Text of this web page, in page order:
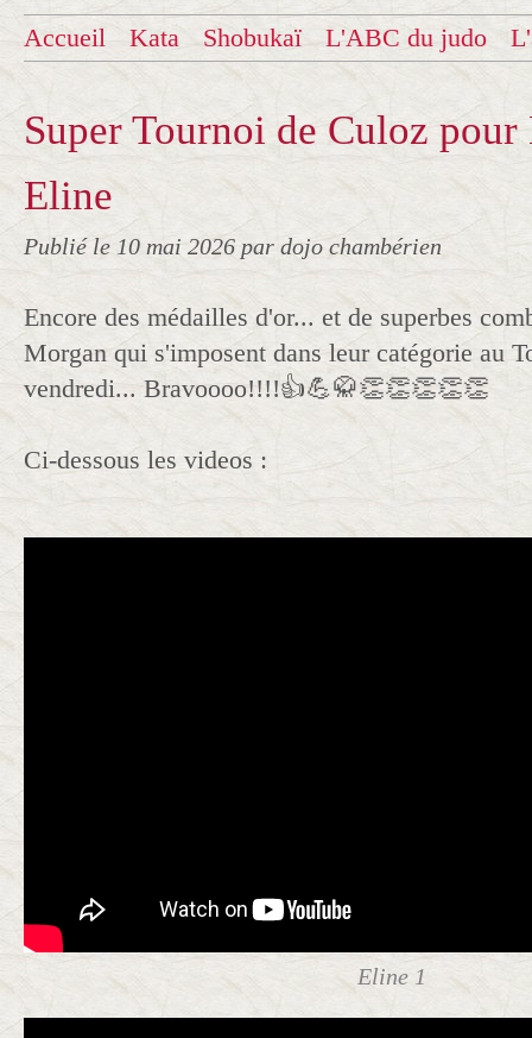
Accueil Kata Shobukaï L'ABC du judo
Super Tournoi de Culoz
Eline
Publié le 10 mai 2026 par dojo chambérien
Encore des médailles d'or... et de superbes
Morgan qui s'imposent dans leur catégorie au
vendredi... Bravoooo!!!!👍💪🥋👏👏👏👏👏
Ci-dessous les videos :
Eline 1